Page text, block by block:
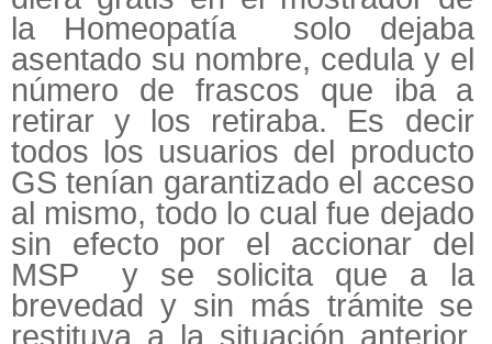
la Homeopatía solo dejaba
asentado su nombre, cedula y el
número de frascos que iba a
retirar y los retiraba. Es decir
todos los usuarios del producto
GS tenían garantizado el acceso
al mismo, todo lo cual fue dejado
sin efecto por el accionar del
MSP y se solicita que a la
brevedad y sin más trámite se
restituya a la situación anterior.